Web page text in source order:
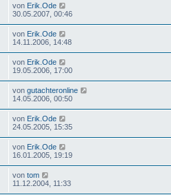
von Erik.Ode
30.05.2007, 00:46
von Erik.Ode
14.11.2006, 14:48
von Erik.Ode
19.05.2006, 17:00
von gutachteronline
14.05.2006, 00:50
von Erik.Ode
24.05.2005, 15:35
von Erik.Ode
16.01.2005, 19:19
von tom
11.12.2004, 11:33